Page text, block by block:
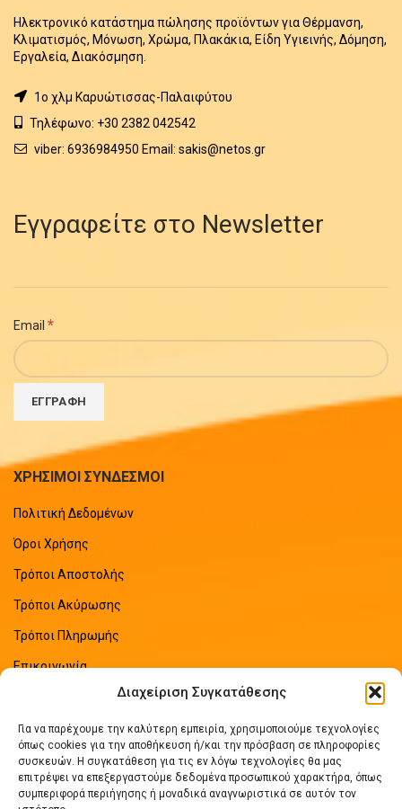
Διαχείριση Συγκατάθεσης
Για να παρέχουμε την καλύτερη εμπειρία, χρησιμοποιούμε τεχνολογίες
όπως cookies για την αποθήκευση ή/και την πρόσβαση σε πληροφορίες
συσκευών. Η συγκατάθεση για τις εν λόγω τεχνολογίες θα μας
επιτρέψει να επεξεργαστούμε δεδομένα προσωπικού χαρακτήρα, όπως
συμπεριφορά περιήγησης ή μοναδικά αναγνωριστικά σε αυτόν τον
Ηλεκτρονικό κατάστημα πώλησης προϊόντων για Θέρμανση,
Κλιματισμός, Μόνωση, Χρώμα, Πλακάκια, Είδη Υγιεινής, Δόμηση,
Εργαλεία, Διακόσμηση.
1o χλμ Καρυώτισσας-Παλαιφύτου
Τηλέφωνο: +30 2382 042542
viber: 6936984950 Email: sakis@netos.gr
Εγγραφείτε στο Newsletter
Email *
ΧΡΗΣΙΜΟΙ ΣΥΝΔΕΣΜΟΙ
Πολιτική Δεδομένων
Όροι Χρήσης
Τρόποι Αποστολής
Τρόποι Ακύρωσης
Τρόποι Πληρωμής
Επικοινωνία
ΠΡΟΣΦΑΤΑ ΑΡΘΡΑ
Οδηγός Εξοικονόμησης Ενέργειας
No Comments